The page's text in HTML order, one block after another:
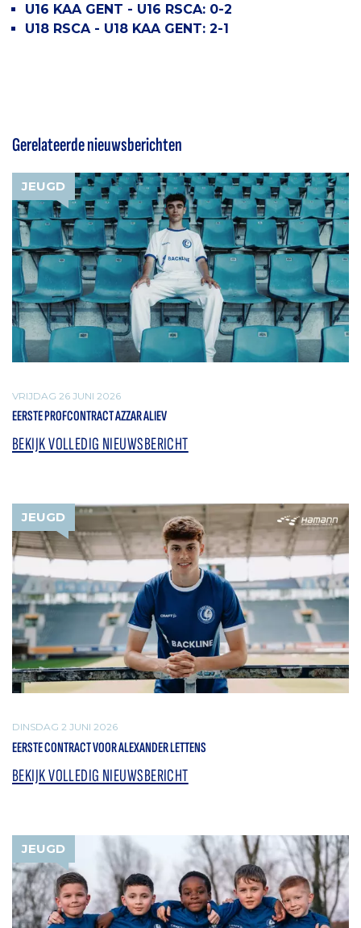
U16 KAA GENT - U16 RSCA: 0-2
U18 RSCA - U18 KAA GENT: 2-1
Gerelateerde nieuwsberichten
JEUGD
VRIJDAG 26 JUNI 2026
EERSTE PROFCONTRACT AZZAR ALIEV
BEKIJK VOLLEDIG NIEUWSBERICHT
JEUGD
DINSDAG 2 JUNI 2026
EERSTE CONTRACT VOOR ALEXANDER LETTENS
BEKIJK VOLLEDIG NIEUWSBERICHT
JEUGD